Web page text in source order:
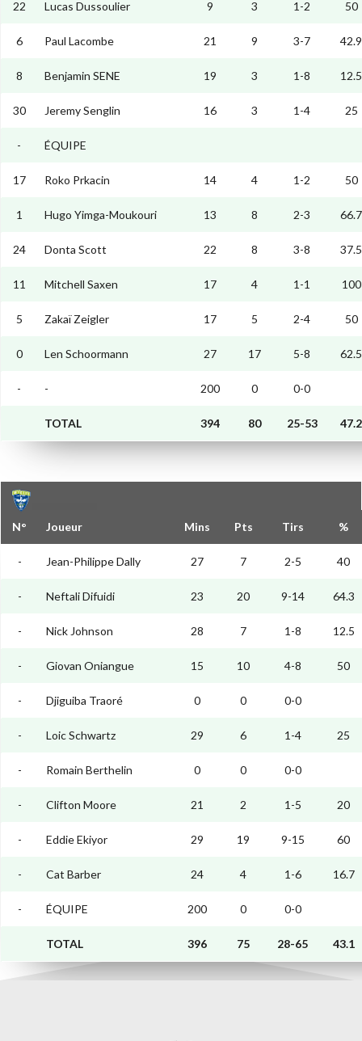
22 Lucas Dussoulier 9 3 1-2 50
6 Paul Lacombe 21 9 3-7 42.9
8 Benjamin SENE 19 3 1-8 12.5
30 Jeremy Senglin 16 3 1-4 25
- ÉQUIPE
17 Roko Prkacin 14 4 1-2 50
1 Hugo Yimga-Moukouri 13 8 2-3 66.7
24 Donta Scott 22 8 3-8 37.5
11 Mitchell Saxen 17 4 1-1 100
5 Zakaï Zeigler 17 5 2-4 50
0 Len Schoormann 27 17 5-8 62.5
- - 200 0 0-0
TOTAL 394 80 25-53 47.2
N° Joueur Mins Pts Tirs %
- Jean-Philippe Dally 27 7 2-5 40
- Neftali Difuidi 23 20 9-14 64.3
- Nick Johnson 28 7 1-8 12.5
- Giovan Oniangue 15 10 4-8 50
- Djiguiba Traoré 0 0 0-0
- Loic Schwartz 29 6 1-4 25
- Romain Berthelin 0 0 0-0
- Clifton Moore 21 2 1-5 20
- Eddie Ekiyor 29 19 9-15 60
- Cat Barber 24 4 1-6 16.7
- ÉQUIPE 200 0 0-0
TOTAL 396 75 28-65 43.1